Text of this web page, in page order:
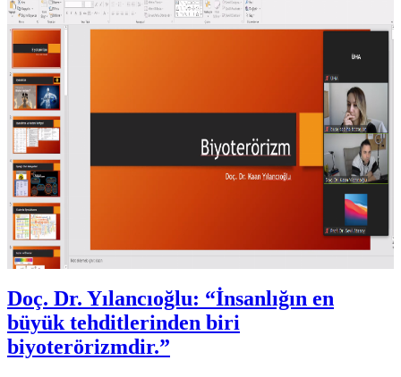
Doç. Dr. Yılancıoğlu: “İnsanlığın en
büyük tehditlerinden biri
biyoterörizmdir.”